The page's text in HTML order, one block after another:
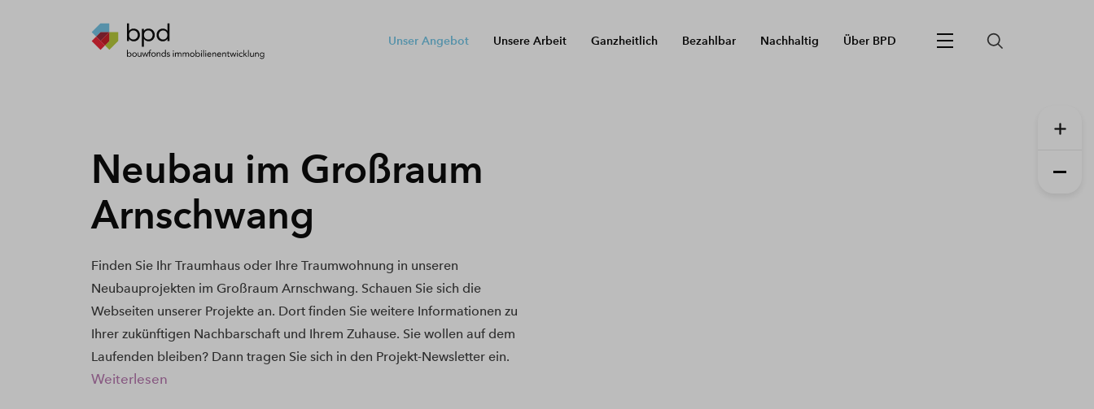
Unser Angebot Unsere Arbeit Ganzheitlich Bezahlbar Nachhaltig Über BPD
Neubau im Großraum
Arnschwang
Finden Sie Ihr Traumhaus oder Ihre Traumwohnung in unseren
Neubauprojekten im Großraum Arnschwang. Schauen Sie sich die
Webseiten unserer Projekte an. Dort finden Sie weitere Informationen zu
Ihrer zukünftigen Nachbarschaft und Ihrem Zuhause. Sie wollen auf dem
Laufenden bleiben? Dann tragen Sie sich in den Projekt-Newsletter ein.
Weiterlesen